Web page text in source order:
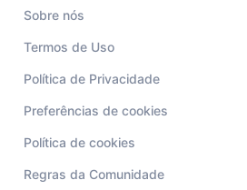
Sobre nós
Termos de Uso
Política de Privacidade
Preferências de cookies
Política de cookies
Regras da Comunidade